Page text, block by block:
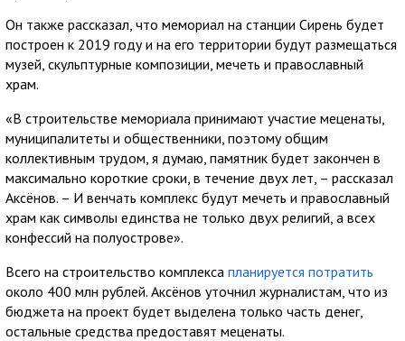
Он также рассказал, что мемориал на станции Сирень будет
построен к 2019 году и на его территории будут размещаться
музей, скульптурные композиции, мечеть и православный
храм.
«В строительстве мемориала принимают участие меценаты,
муниципалитеты и общественники, поэтому общим
коллективным трудом, я думаю, памятник будет закончен в
максимально короткие сроки, в течение двух лет, – рассказал
Аксёнов. – И венчать комплекс будут мечеть и православный
храм как символы единства не только двух религий, а всех
конфессий на полуострове».
Всего на строительство комплекса планируется потратить
около 400 млн рублей. Аксёнов уточнил журналистам, что из
бюджета на проект будет выделена только часть денег,
остальные средства предоставят меценаты.